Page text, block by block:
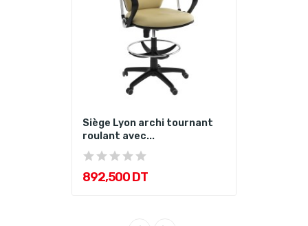
Siège Lyon archi tournant
roulant avec...
892,500 DT